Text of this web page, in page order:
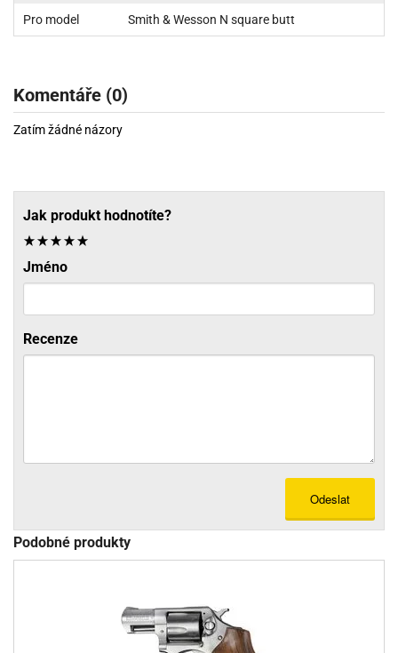
Pro model Smith & Wesson N square butt
Komentáře (0)
Zatím žádné názory
Jak produkt hodnotíte?
Jméno
Recenze
Odeslat
Podobné produkty